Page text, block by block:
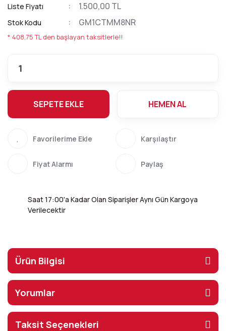
Liste Fiyatı 1.500,00 TL
Stok Kodu GM1CTMM8NR
* 408,75 TL den başlayan taksitlerle!!
SEPETE EKLE HEMEN AL
Karşılaştır
Fiyat Alarmı Paylaş
Saat 17:00'a Kadar Olan Siparişler Aynı Gün Kargoya
Verilecektir
Ürün Bilgisi
Yorumlar
Taksit Seçenekleri